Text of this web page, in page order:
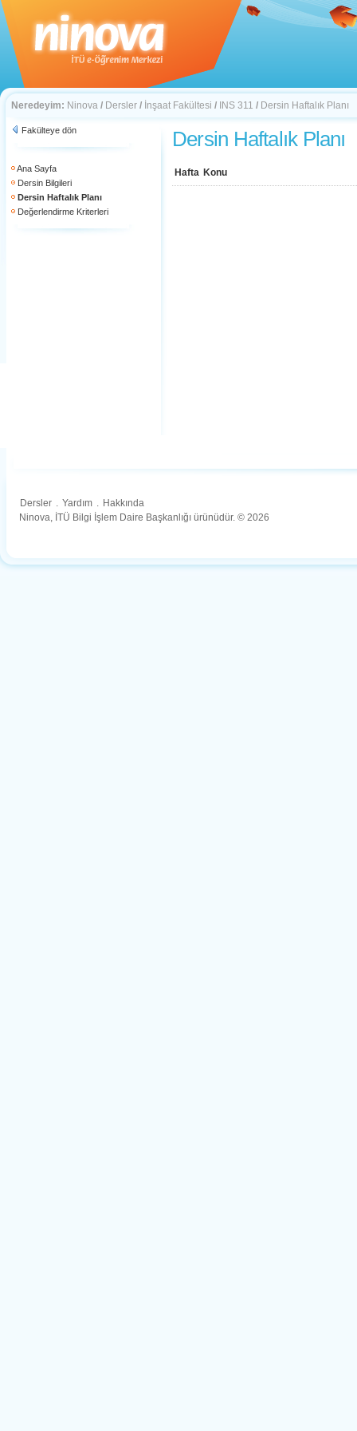
Neredeyim: Ninova / Dersler / İnşaat Fakültesi / INS 311 / Dersin Haftalık Planı
Fakülteye dön
Ana Sayfa
Dersin Bilgileri
Dersin Haftalık Planı
Değerlendirme Kriterleri
Dersin Haftalık Planı
Hafta Konu
Dersler . Yardım . Hakkında
Ninova, İTÜ Bilgi İşlem Daire Başkanlığı ürünüdür. © 2026